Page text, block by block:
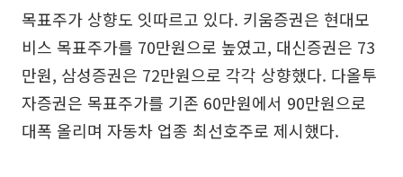
목표주가 상향도 잇따르고 있다. 키움증권은 현대모
비스 목표주가를 70만원으로 높였고, 대신증권은 73
만원, 삼성증권은 72만원으로 각각 상향했다. 다올투
자증권은 목표주가를 기존 60만원에서 90만원으로
대폭 올리며 자동차 업종 최선호주로 제시했다.